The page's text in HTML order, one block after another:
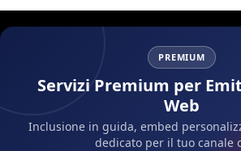
PREMIUM
Servizi Premium per
Web
Inclusione in guida, embed
dedicato per il tuo canale